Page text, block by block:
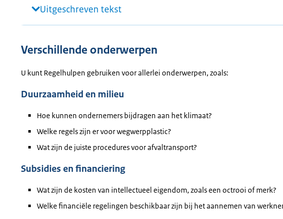
Uitgeschreven tekst
Verschillende onderwerpen
U kunt Regelhulpen gebruiken voor allerlei onderwerpen, zoals:
Duurzaamheid en milieu
Hoe kunnen ondernemers bijdragen aan het klimaat?
Welke regels zijn er voor wegwerpplastic?
Wat zijn de juiste procedures voor afvaltransport?
Subsidies en financiering
Wat zijn de kosten van intellectueel eigendom, zoals een octrooi of merk?
Welke financiële regelingen beschikbaar zijn bij het aannemen van